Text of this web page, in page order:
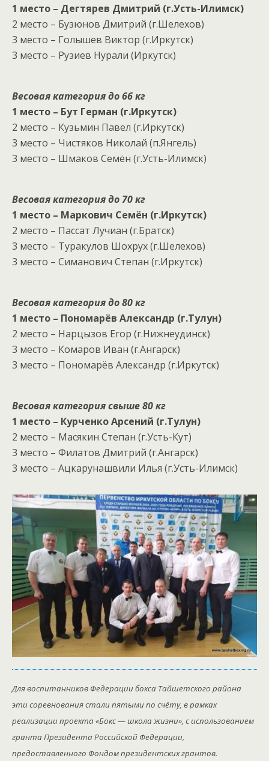
1 место – Дегтярев Дмитрий (г.Усть-Илимск)
2 место – Бузюнов Дмитрий (г.Шелехов)
3 место – Голышев Виктор (г.Иркутск)
3 место – Рузиев Нурали (Иркутск)
Весовая категория до 66 кг
1 место – Бут Герман (г.Иркутск)
2 место – Кузьмин Павел (г.Иркутск)
3 место – Чистяков Николай (п.Янгель)
3 место – Шмаков Семён (г.Усть-Илимск)
Весовая категория до 70 кг
1 место – Маркович Семён (г.Иркутск)
2 место – Пассат Лучиан (г.Братск)
3 место – Туракулов Шохрух (г.Шелехов)
3 место – Симанович Степан (г.Иркутск)
Весовая категория до 80 кг
1 место – Пономарёв Александр (г.Тулун)
2 место – Нарцызов Егор (г.Нижнеудинск)
3 место – Комаров Иван (г.Ангарск)
3 место – Пономарёв Александр (г.Иркутск)
Весовая категория свыше 80 кг
1 место – Курченко Арсений (г.Тулун)
2 место – Масякин Степан (г.Усть-Кут)
3 место – Филатов Дмитрий (г.Ангарск)
3 место – Ацкарунашвили Илья (г.Усть-Илимск)
Для воспитанников Федерации бокса Тайшетского района
эти соревнования стали пятыми по счёту, в рамках
реализации проекта «Бокс — школа жизни», с использованием
гранта Президента Российской Федерации,
предоставленного Фондом президентских грантов.